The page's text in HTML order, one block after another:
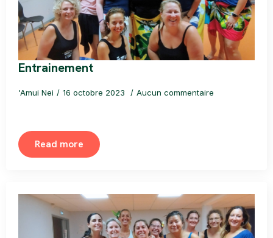
Entrainement
'Amui Nei 16 octobre 2023 Aucun commentaire
Read more